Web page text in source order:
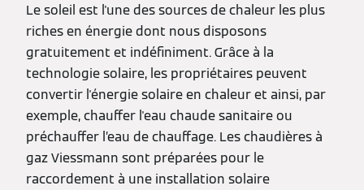
Le soleil est l'une des sources de chaleur les plus
riches en énergie dont nous disposons
gratuitement et indéfiniment. Grâce à la
technologie solaire, les propriétaires peuvent
convertir l'énergie solaire en chaleur et ainsi, par
exemple, chauffer l'eau chaude sanitaire ou
préchauffer l’eau de chauffage. Les chaudières à
gaz Viessmann sont préparées pour le
raccordement à une installation solaire